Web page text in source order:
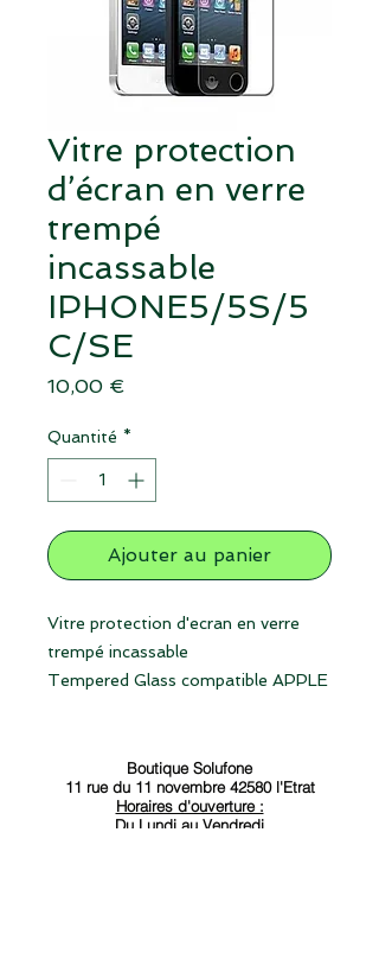
Vitre protection
d’écran en verre
trempé
incassable
IPHONE5/5S/5
C/SE
10,00 €
Quantité *
Ajouter au panier
Vitre protection d'ecran en verre
trempé incassable
Tempered Glass compatible APPLE
Boutique Solufone
11 rue du 11 novembre 42580 l'Etrat
Horaires d'ouverture :
Du Lundi au Vendredi